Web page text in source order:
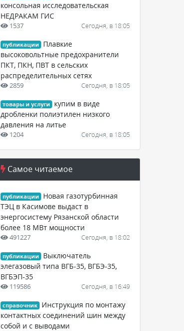
консольная исследовательская
НЕДРАКАМ ГИС
1537 Сегодня, в 18:05
публикации
Плавкие
высоковольтные предохранители
ПКТ, ПКН, ПВТ в сельских
распределительных сетях
2859 Сегодня, в 18:05
товары и услуги
купим в виде
дробленки полиэтилен низкого
давления на литье
1204 Сегодня, в 18:05
Самое читаемое
публикации
Новая газотурбинная
ТЭЦ в Касимове выдаст в
энергосистему Рязанской области
более 18 МВт мощности
491227 Сегодня, в 18:02
публикации
Выключатель
элегазовый типа ВГБ-35, ВГБЭ-35,
ВГБЭП-35
119586 Сегодня, в 16:49
справочник
Инструкция по монтажу
контактных соединений шин между
собой и с выводами